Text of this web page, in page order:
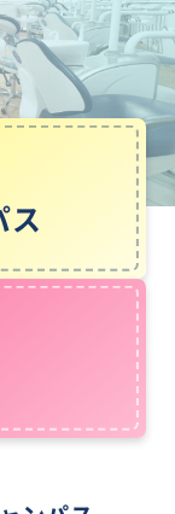
ス